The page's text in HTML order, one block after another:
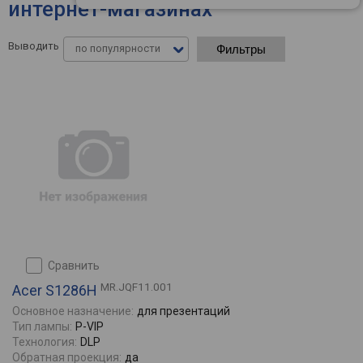
интернет-магазинах
Выводить по популярности Фильтры
сравнить
Acer S1286H MR.JQF11.001
Основное назначение: для презентаций
Тип лампы: P-VIP
Технология: DLP
Обратная проекция: да